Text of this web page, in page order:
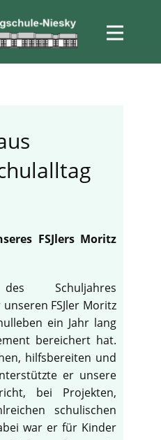
FSJlers Moritz
Schuljahres
FSJler Moritz
ein Jahr lang
bereichert hat.
hilfsbereiten und
er unsere
bei Projekten,
schulischen
war er für Kinder